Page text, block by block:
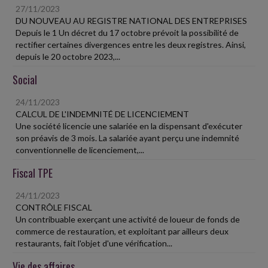
27/11/2023
DU NOUVEAU AU REGISTRE NATIONAL DES ENTREPRISES
Depuis le 1 Un décret du 17 octobre prévoit la possibilité de
rectifier certaines divergences entre les deux registres. Ainsi,
depuis le 20 octobre 2023,...
Social
24/11/2023
CALCUL DE L'INDEMNITÉ DE LICENCIEMENT
Une société licencie une salariée en la dispensant d'exécuter
son préavis de 3 mois. La salariée ayant perçu une indemnité
conventionnelle de licenciement,...
Fiscal TPE
24/11/2023
CONTRÔLE FISCAL
Un contribuable exerçant une activité de loueur de fonds de
commerce de restauration, et exploitant par ailleurs deux
restaurants, fait l'objet d'une vérification...